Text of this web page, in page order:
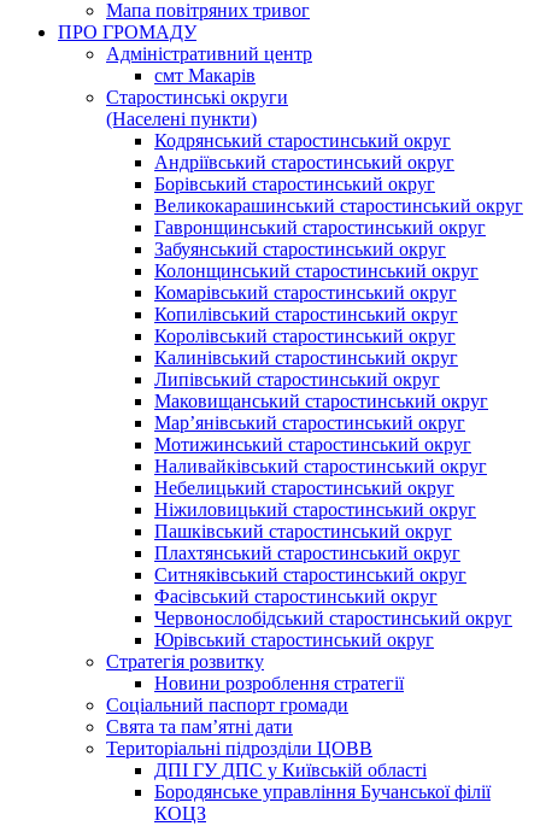
Мапа повітряних тривог
ПРО ГРОМАДУ
Aдміністративний центр
смт Макарів
Старостинські округи
(Населені пункти)
Кодрянський старостинський округ
Андріївський старостинський округ
Борівський старостинський округ
Великокарашинський старостинський округ
Гавронщинський старостинський округ
Забуянський старостинський округ
Колонщинський старостинський округ
Комарівський старостинський округ
Копилівський старостинський округ
Королівський старостинський округ
Калинівський старостинський округ
Липівський старостинський округ
Маковищанський старостинський округ
Мар’янівський старостинський округ
Мотижинський старостинський округ
Наливайківський старостинський округ
Небелицький старостинський округ
Ніжиловицький старостинський округ
Пашківський старостинський округ
Плахтянський старостинський округ
Ситняківський старостинський округ
Фасівський старостинський округ
Червонослобідський старостинський округ
Юрівський старостинський округ
Стратегія розвитку
Новини розроблення стратегії
Соціальний паспорт громади
Свята та пам’ятні дати
Територіальні підрозділи ЦОВВ
ДПІ ГУ ДПС у Київській області
Бородянське управління Бучанської філії
КОЦЗ